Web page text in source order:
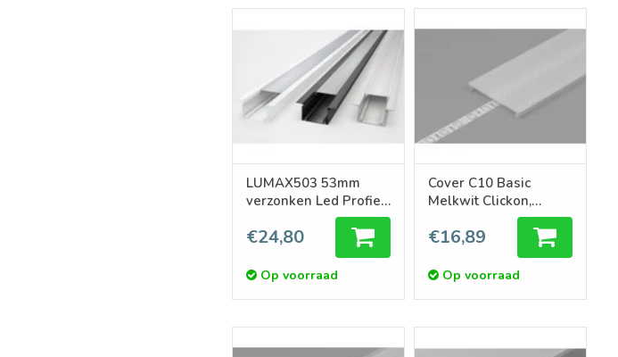
LUMAX503 53mm
verzonken Led Profiel
€24,80
Op voorraad
Cover C10 Basic
Melkwit Clickon,
lengte 1m of 2m
€16,89
Op voorraad